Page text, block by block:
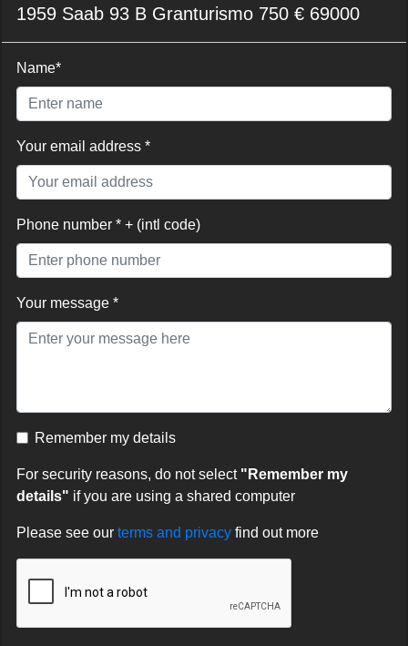
1959 Saab 93 B Granturismo 750 € 69000
Name*
Your email address *
Phone number * + (intl code)
Your message *
Remember my details
For security reasons, do not select "Remember my
details" if you are using a shared computer
Please see our terms and privacy find out more